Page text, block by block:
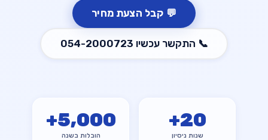
💬 קבל הצעת מחיר
📞 התקשר עכשיו 054-2000723
20
+
שנות ניסיון
5,000
+
הובלות בשנה